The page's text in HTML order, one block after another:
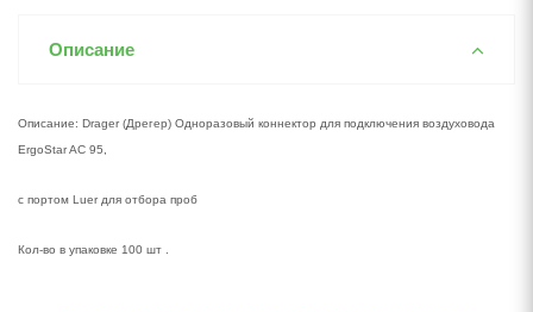
Описание
Описание: Drager (Дрегер) Одноразовый коннектор для подключения воздуховода
ErgoStar AC 95,
с портом Luer для отбора проб
Кол-во в упаковке 100 шт .